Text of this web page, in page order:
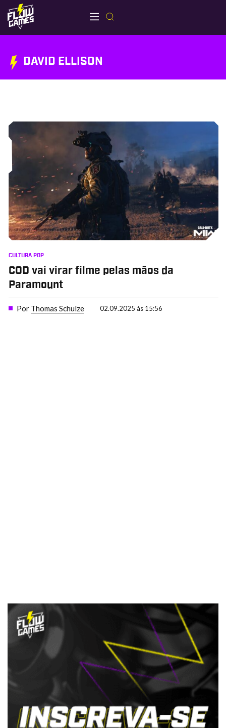
DAVID ELLISON
CULTURA POP
COD vai virar filme pelas mãos da
Paramount
Por Thomas Schulze 02.09.2025 às 15:56